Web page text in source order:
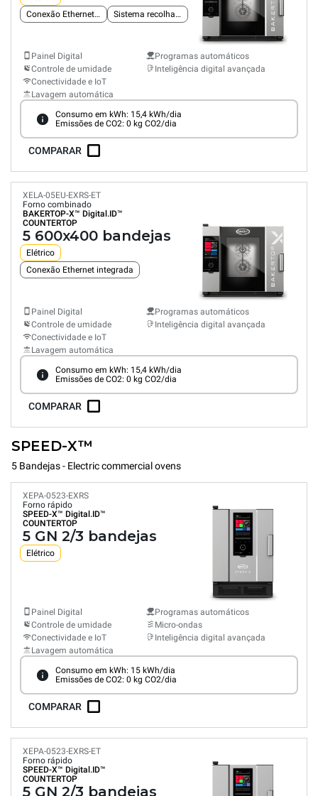
Conexão Ethernet integrada
Sistema recolha gorduras
Painel Digital
Controle de umidade
Conectividade e IoT
Lavagem automática
Programas automáticos
Inteligência digital avançada
Consumo em kWh: 15,4 kWh/dia
Emissões de CO2: 0 kg CO2/dia
COMPARAR
XELA-05EU-EXRS-ET
Forno combinado
BAKERTOP-X™ Digital.ID™
COUNTERTOP
5 600x400 bandejas
Elétrico
Conexão Ethernet integrada
Painel Digital
Controle de umidade
Conectividade e IoT
Lavagem automática
Programas automáticos
Inteligência digital avançada
Consumo em kWh: 15,4 kWh/dia
Emissões de CO2: 0 kg CO2/dia
COMPARAR
SPEED-X™
5 Bandejas - Electric commercial ovens
XEPA-0523-EXRS
Forno rápido
SPEED-X™ Digital.ID™
COUNTERTOP
5 GN 2/3 bandejas
Elétrico
Painel Digital
Controle de umidade
Conectividade e IoT
Lavagem automática
Programas automáticos
Micro-ondas
Inteligência digital avançada
Consumo em kWh: 15 kWh/dia
Emissões de CO2: 0 kg CO2/dia
COMPARAR
XEPA-0523-EXRS-ET
Forno rápido
SPEED-X™ Digital.ID™
COUNTERTOP
5 GN 2/3 bandejas